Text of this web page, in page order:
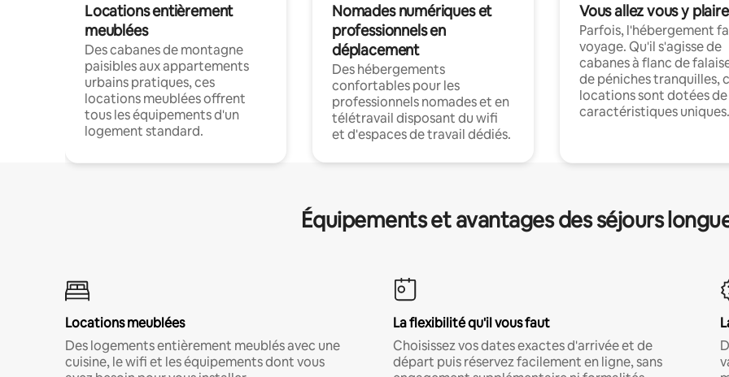
Locations entièrement
meublées
Des cabanes de montagne
paisibles aux appartements
urbains pratiques, ces
locations meublées offrent
tous les équipements d'un
logement standard.
Nomades numériques et
professionnels en
déplacement
Des hébergements
confortables pour les
professionnels nomades et en
télétravail disposant du wifi
et d'espaces de travail dédiés.
Vous allez vous y plaire
Parfois, l'hébergement
voyage. Qu'il s'agisse de
cabanes à flanc de
de péniches tranquilles,
locations sont dotées de
caractéristiques uniques.
Équipements et avantages des séjours
Locations meublées
Des logements entièrement meublés avec une
cuisine, le wifi et les équipements dont vous
La flexibilité qu'il vous faut
Choisissez vos dates exactes d'arrivée et de
départ puis réservez facilement en ligne, sans